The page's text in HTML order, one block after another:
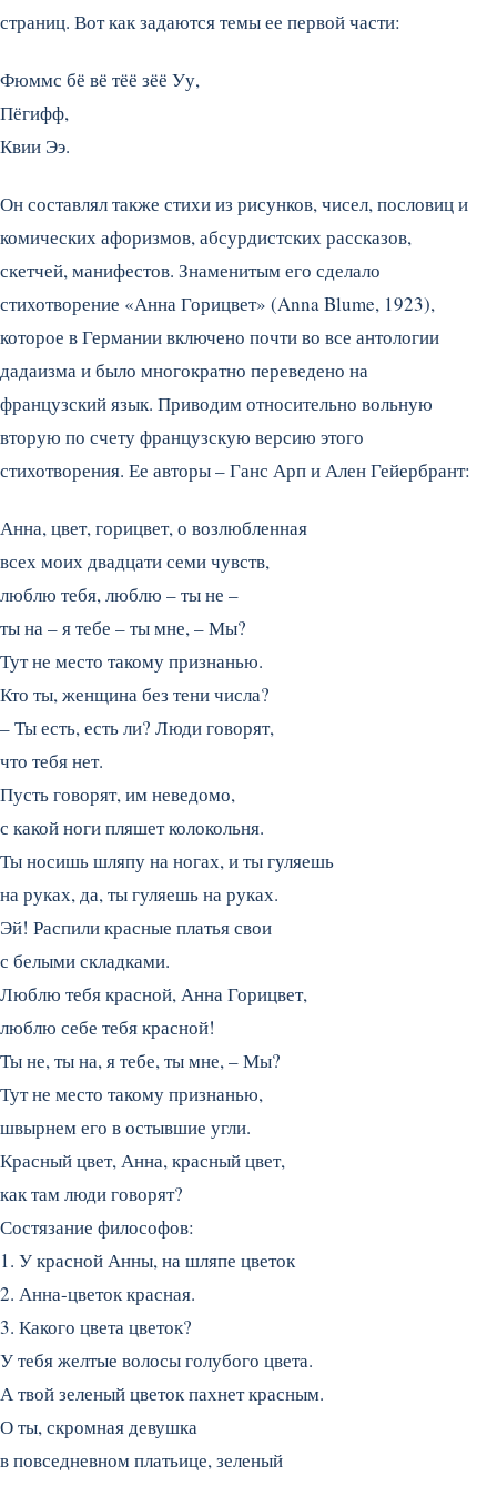
страниц. Вот как задаются темы ее первой части:
Фюммс бё вё тёё зёё Уу,
Пёгифф,
Квии Ээ.
Он составлял также стихи из рисунков, чисел, пословиц и
комических афоризмов, абсурдистских рассказов,
скетчей, манифестов. Знаменитым его сделало
стихотворение «Анна Горицвет» (Anna Blume, 1923),
которое в Германии включено почти во все антологии
дадаизма и было многократно переведено на
французский язык. Приводим относительно вольную
вторую по счету французскую версию этого
стихотворения. Ее авторы – Ганс Арп и Ален Гейербрант:
Анна, цвет, горицвет, о возлюбленная
всех моих двадцати семи чувств,
люблю тебя, люблю – ты не –
ты на – я тебе – ты мне, – Мы?
Тут не место такому признанью.
Кто ты, женщина без тени числа?
– Ты есть, есть ли? Люди говорят,
что тебя нет.
Пусть говорят, им неведомо,
с какой ноги пляшет колокольня.
Ты носишь шляпу на ногах, и ты гуляешь
на руках, да, ты гуляешь на руках.
Эй! Распили красные платья свои
с белыми складками.
Люблю тебя красной, Анна Горицвет,
люблю себе тебя красной!
Ты не, ты на, я тебе, ты мне, – Мы?
Тут не место такому признанью,
швырнем его в остывшие угли.
Красный цвет, Анна, красный цвет,
как там люди говорят?
Состязание философов:
1. У красной Анны, на шляпе цветок
2. Анна-цветок красная.
3. Какого цвета цветок?
У тебя желтые волосы голубого цвета.
А твой зеленый цветок пахнет красным.
О ты, скромная девушка
в повседневном платьице, зеленый